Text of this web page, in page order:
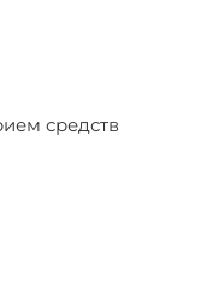
средств